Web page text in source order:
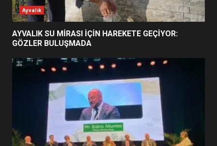
2
ESA 2026’DA TÜRK BAHARATI
NEYİ TEMSİL ETTİ?
EİB’DE KRİTİK ATAMA:
SÜRDÜRÜLEBİLİRLİKTE NE
DEĞİŞECEK?
EDREMİT’İN GURURU TÜRKİYE
FİNALİNDE NE BAŞARDI?
Ayvalık
AYVALIK SU MİRASI İÇİN HAREKETE GEÇİYOR:
GÖZLER BULUŞMADA